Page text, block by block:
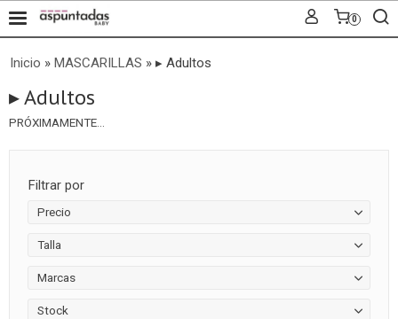
0
Inicio » MASCARILLAS » ▸ Adultos
▸ Adultos
PRÓXIMAMENTE...
Filtrar por
Precio
Talla
Marcas
Stock